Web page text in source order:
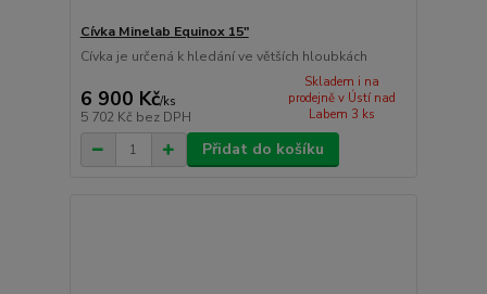
Cívka Minelab Equinox 15"
Cívka je určená k hledání ve větších hloubkách
6 900 Kč/ks
5 702 Kč bez DPH
Skladem i na
prodejně v Ústí nad
Labem 3 ks
Přidat do košíku